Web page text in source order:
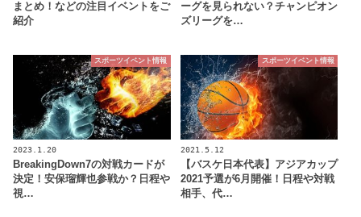
まとめ！などの注目イベントをご
紹介
ーグを見られない？チャンピオン
ズリーグを…
スポーツイベント情報
2023.1.20
BreakingDown7の対戦カードが
決定！安保瑠輝也参戦か？日程や
視…
スポーツイベント情報
2021.5.12
【バスケ日本代表】アジアカップ
2021予選が6月開催！日程や対戦
相手、代…